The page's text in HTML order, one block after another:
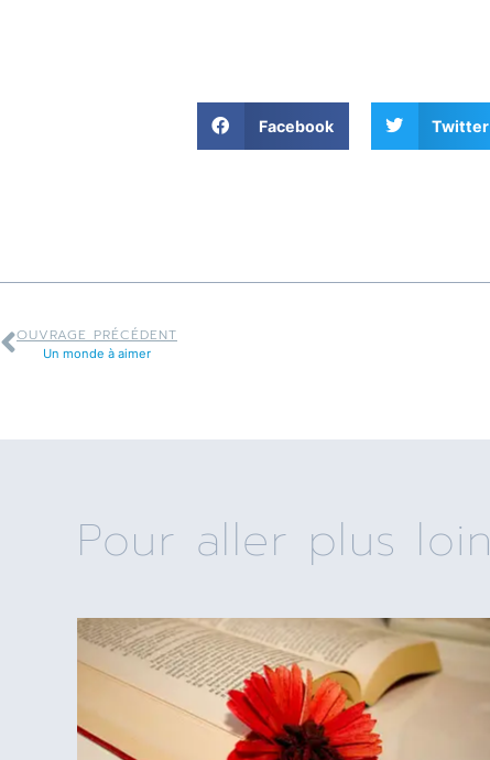
Facebook Twitter
OUVRAGE PRÉCÉDENT
Un monde à aimer
Pour aller plus loin